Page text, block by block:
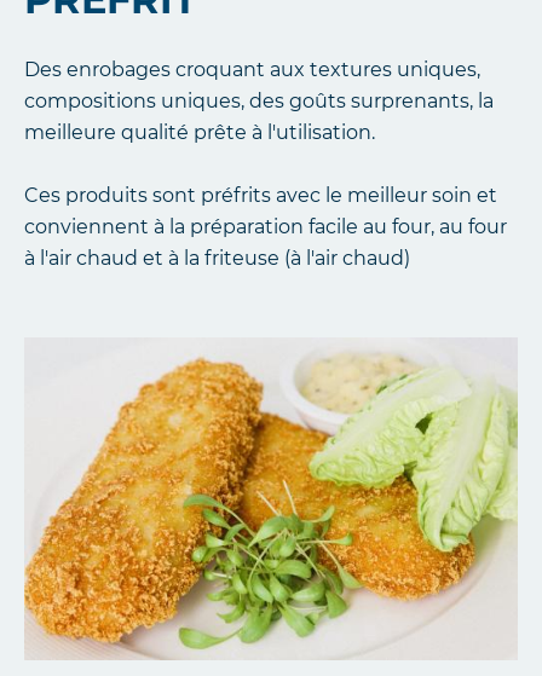
Des enrobages croquant aux textures uniques,
compositions uniques, des goûts surprenants, la
meilleure qualité prête à l'utilisation.
Ces produits sont préfrits avec le meilleur soin et
conviennent à la préparation facile au four, au four
à l'air chaud et à la friteuse (à l'air chaud)